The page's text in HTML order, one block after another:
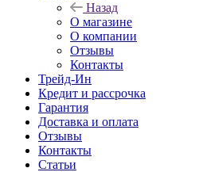
Назад
О магазине
О компании
Отзывы
Контакты
Трейд-Ин
Кредит и рассрочка
Гарантия
Доставка и оплата
Отзывы
Контакты
Статьи